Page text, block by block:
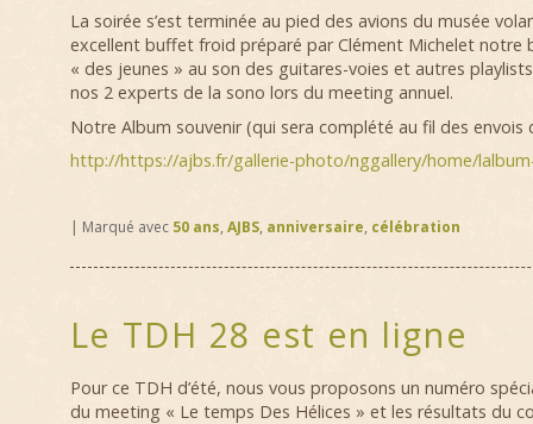
La soirée s’est terminée au pied des avions du musée
excellent buffet froid préparé par Clément Michelet notre
« des jeunes » au son des guitares-voies et autres
nos 2 experts de la sono lors du meeting annuel.
Notre Album souvenir (qui sera complété au fil des envois
http://https://ajbs.fr/gallerie-photo/nggallery/home/
| Marqué avec 50 ans, AJBS, anniversaire, célébration
Le TDH 28 est en ligne
Pour ce TDH d’été, nous vous proposons un numéro
du meeting « Le temps Des Hélices » et les résultats du